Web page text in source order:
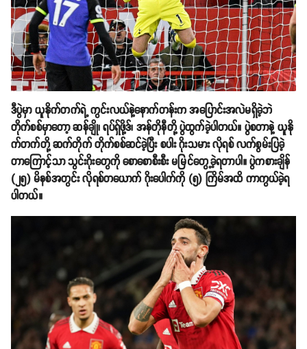
ဒီပွဲမှာ ယူနိုက်တက်ရဲ့ ကွင်းလယ်နဲ့နောက်တန်းက အပြောင်းအလဲမရှိခဲ့ဘဲ
တိုက်စစ်မှာတော့ ဆန်ချို၊ ရပ်ရှ်ဖို့ဒ်၊ အန်တိုနီတို့ ပွဲထွက်ခဲ့ပါတယ်။ ပွဲစတာနဲ့ ယူနို
က်တက်တို့ ဆက်တိုက် တိုက်စစ်ဆင်ခဲ့ပြီး စပါး ဂိုးသမား လိုရစ် လက်စွမ်းပြခဲ့
တာကြောင့်သာ သွင်းဂိုးတွေကို စောစောစီးစီး မမြင်တွေ့ခဲ့ရတာပါ။ ပွဲကစားချိန်
(၂၅) မိနစ်အတွင်း လိုရစ်တယောက် ဂိုးပေါက်ကို (၅) ကြိမ်အထိ ကာကွယ်ခဲ့ရ
ပါတယ်။